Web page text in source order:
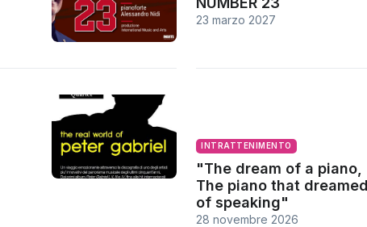
23 marzo 2027
INTRATTENIMENTO
"The dream of a piano,
The piano that
of speaking"
28 novembre 2026